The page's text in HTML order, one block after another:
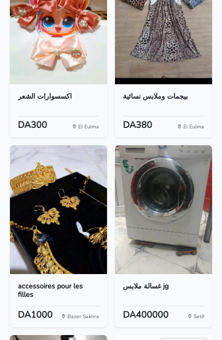
اكسسوارات الشعر
DA300 El Eulma
بيجمات وملابس نسائية
DA380 El Eulma
accessoires pour les
filles
DA1000 Bazer Sakhra
غسالة ملابس jg
DA400000 Setif